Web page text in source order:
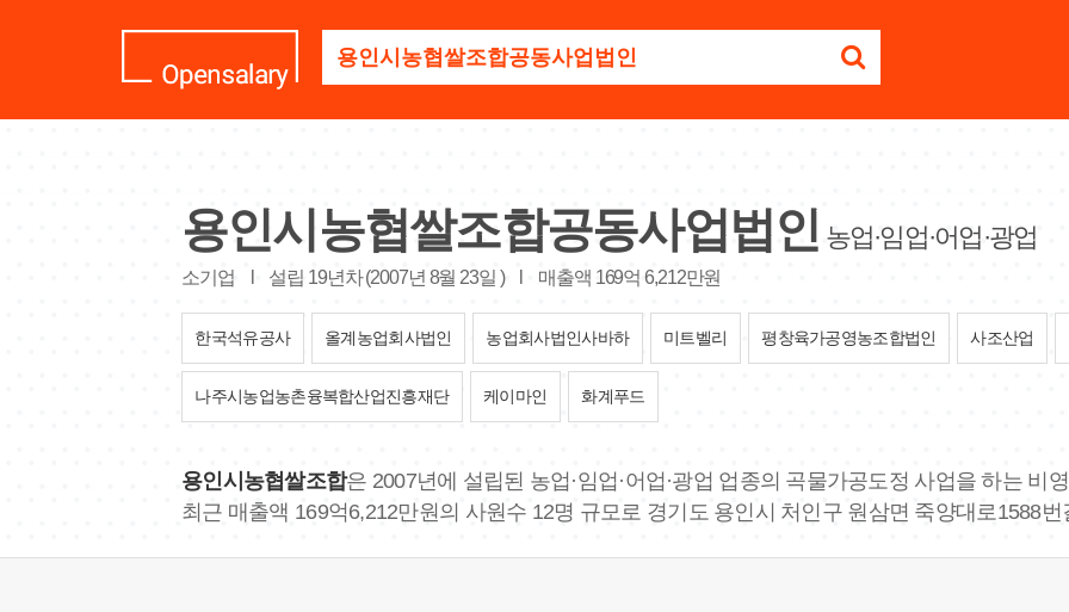
명
세
요
용인시농협쌀조합공동사업법인 농업·임업·어업·광업
소기업 설립 19년차 (2007년 8월 23일 ) 매출액 169억 6,212만원
한국석유공사 올계농업회사법인 농업회사법인사바하 미트벨리 평창육가공영농조합법인 사조산업
나주시농업농촌융복합산업진흥재단 케이마인 화계푸드
용인시농협쌀조합은 2007년에 설립된 농업·임업·어업·광업 업종의 곡물가공도정 사업을 하는 비
최근 매출액 169억6,212만원의 사원수 12명 규모로 경기도 용인시 처인구 원삼면 죽양대로1588